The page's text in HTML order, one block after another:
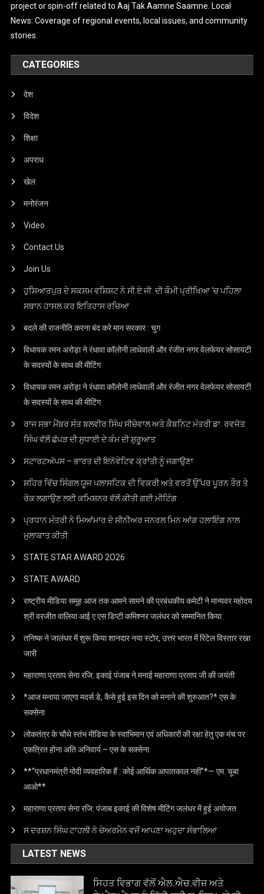
project or spin-off related to Aaj Tak Aamne Saamne. Local
News: Coverage of regional events, local issues, and community
stories.
CATEGORIES
देश
विदेश
शिक्षा
अपराध
खेल
मनोरंजन
Video
Contact Us
Join Us
ਹੁਸ਼ਿਆਰਪੁਰ ਦੇ ਸਕਸ਼ਮ ਵਸ਼ਿਸ਼ਟ ਨੇ ਸੀ.ਏ.ਜੀ. ਦੀ ਕੌਮੀ ਪ੍ਰੀਖਿਆ ‘ਚ ਪਹਿਲਾ
ਸਥਾਨ ਹਾਸਲ ਕਰ ਇਤਿਹਾਸ ਰਚਿਆ
बदले की राजनीति करना बंद करे मान सरकार : चुग
विधायक रमन अरोड़ा ने रंधावा कॉलोनी लाधेवाली और रंजीत नगर वेलफेयर सोसायटी
के सदस्यों के साथ की मीटिंग
विधायक रमन अरोड़ा ने रंधावा कॉलोनी लाधेवाली और रंजीत नगर वेलफेयर सोसायटी
के सदस्यों के साथ की मीटिंग
ਰਾਜ ਸਭਾ ਮੈਂਬਰ ਸੰਤ ਬਲਵੀਰ ਸਿੰਘ ਸੀਚੇਵਾਲ ਅਤੇ ਕੈਬਨਿਟ ਮੰਤਰੀ ਡਾ. ਰਵਜੋਤ
ਸਿੰਘ ਵੱਲੋਂ ਛੱਪੜ ਦੀ ਸੁਧਾਈ ਦੇ ਕੰਮ ਦੀ ਸ਼ੁਰੂਆਤ
ਸਟਾਰਟਅੱਪਸ – ਭਾਰਤ ਦੀ ਇਨੋਵੇਟਿਵ ਕ੍ਰਾਂਤੀ ਨੂੰ ਜਗਾਉਣਾ
ਸ਼ਹਿਰ ਵਿੱਚ ਸਿੰਗਲ ਯੂਜ ਪਲਾਸਟਿਕ ਦੀ ਵਿਕਰੀ ਅਤੇ ਵਰਤੋਂ ਉੱਪਰ ਪੂਰਨ ਤੌਰ ਤੇ
ਰੋਕ ਲਗਾਉਣ ਲਈ ਕਮਿਸ਼ਨਰ ਵੱਲੋਂ ਕੀਤੀ ਗਈ ਮੀਟਿੰਗ
ਪ੍ਰਧਾਨ ਮੰਤਰੀ ਨੇ ਮਿਆਂਮਾਰ ਦੇ ਸੀਨੀਅਰ ਜਨਰਲ ਮਿਨ ਆਂਗ ਹਲਾਇੰਗ ਨਾਲ
ਮੁਲਾਕਾਤ ਕੀਤੀ
STATE STAR AWARD 2O26
STATE AWARD
राष्ट्रीय मीडिया समूह आज तक आमने सामने की प्रबंधकीय कमेटी ने मान्यवर महोदय
श्री वरजीत वालिया आई ए एस डिप्टी कमिश्नर जलंधर को सम्मानित किया
तनिष्क ने जालंधर में शुरू किया शानदार नया स्टोर, उत्तर भारत में रिटेल विस्तार रखा
जारी
महाराणा प्रताप सेना रजि: इकाई पंजाब ने मनाई महाराणा प्रताप जी की जयंती
*आज मनाया जाएगा मदर्स डे, कैसे हुई इस दिन को मनाने की शुरुआत?* एस के
सक्सेना
लोकतंत्र के चौथे स्तंभ मीडिया के स्वाभिमान एवं अधिकारों की रक्षा हेतु एक मंच पर
एकत्रित होना अति अनिवार्य – एस के सक्सेना
**“प्रधानमंत्री मोदी व्यवहारिक हैं : कोई आर्थिक आपातकाल नहीं”*— एम. चूबा
आओ**
महाराणा प्रताप सेना रजि: पंजाब इकाई की विशेष मीटिंग जलंधर में हुई अयोजत
ਸ ਦਰਸ਼ਨ ਸਿੰਘ ਟਾਹਲੀ ਨੇ ਚੇਅਰਮੈਨ ਵਜੋਂ ਆਪਣਾ ਅਹੁਦਾ ਸੰਭਾਲਿਆ
LATEST NEWS
ਸਿਹਤ ਵਿਭਾਗ ਵੱਲੋਂ ਐਲ.ਐਚ.ਵੀਜ਼ ਅਤੇ